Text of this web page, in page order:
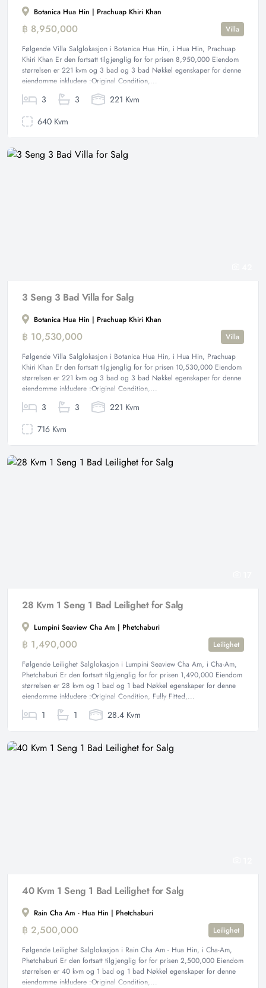
Botanica Hua Hin | Prachuap Khiri Khan
฿ 8,950,000
Villa
Følgende Villa Salglokasjon i Botanica Hua Hin, i Hua Hin, Prachuap
Khiri Khan Er den fortsatt tilgjenglig for for prisen 8,950,000 Eiendom
størrelsen er 221 kvm og 3 bad og 3 bad Nøkkel egenskaper for denne
eiendomme inkludere :Original Condition,...
3 3
221 Kvm
640 Kvm
3 Seng 3 Bad Villa for Salg
Botanica Hua Hin | Prachuap Khiri Khan
฿ 10,530,000
Villa
Følgende Villa Salglokasjon i Botanica Hua Hin, i Hua Hin, Prachuap
Khiri Khan Er den fortsatt tilgjenglig for for prisen 10,530,000 Eiendom
størrelsen er 221 kvm og 3 bad og 3 bad Nøkkel egenskaper for denne
eiendomme inkludere :Original Condition,...
3 3
221 Kvm
716 Kvm
28 Kvm 1 Seng 1 Bad Leilighet for Salg
Lumpini Seaview Cha Am | Phetchaburi
฿ 1,490,000
Leilighet
Følgende Leilighet Salglokasjon i Lumpini Seaview Cha Am, i Cha-Am,
Phetchaburi Er den fortsatt tilgjenglig for for prisen 1,490,000 Eiendom
størrelsen er 28 kvm og 1 bad og 1 bad Nøkkel egenskaper for denne
eiendomme inkludere :Original Condition, Fully Fitted,...
1 1 28.4 Kvm
40 Kvm 1 Seng 1 Bad Leilighet for Salg
Rain Cha Am - Hua Hin | Phetchaburi
฿ 2,500,000
Leilighet
Følgende Leilighet Salglokasjon i Rain Cha Am - Hua Hin, i Cha-Am,
Phetchaburi Er den fortsatt tilgjenglig for for prisen 2,500,000 Eiendom
størrelsen er 40 kvm og 1 bad og 1 bad Nøkkel egenskaper for denne
eiendomme inkludere :Original Condition,...